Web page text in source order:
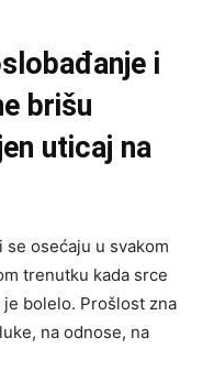
i
brišu
uticaj na
osećaju u svakom
trenutku kada srce
bolelo. Prošlost zna
na odnose, na